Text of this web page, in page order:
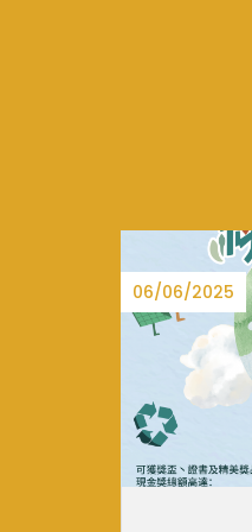
15/08/2025